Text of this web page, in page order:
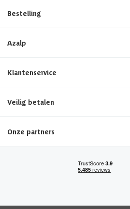
Bestelling
Azalp
Klantenservice
Veilig betalen
Onze partners